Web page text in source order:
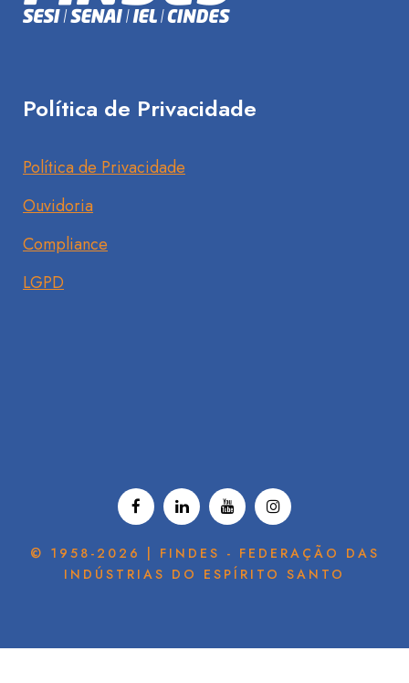
Política de Privacidade
Política de Privacidade
Ouvidoria
Compliance
LGPD
© 1958-2026 | FINDES - FEDERAÇÃO DAS
INDÚSTRIAS DO ESPÍRITO SANTO